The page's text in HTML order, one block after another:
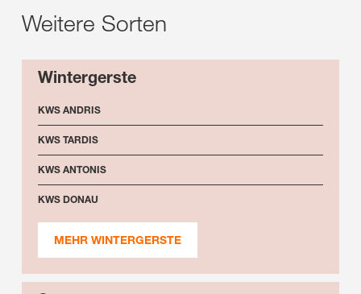
Weitere Sorten
Wintergerste
KWS ANDRIS
KWS TARDIS
KWS ANTONIS
KWS DONAU
MEHR WINTERGERSTE